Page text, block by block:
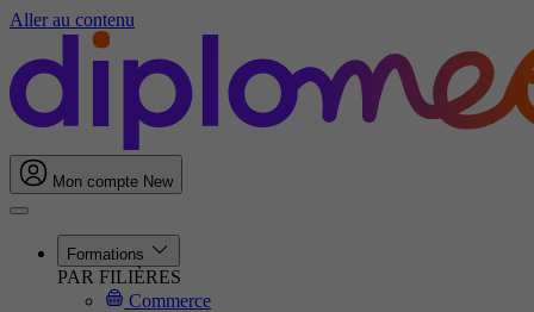
Aller au contenu
Mon compte New
Formations
PAR FILIÈRES
Commerce